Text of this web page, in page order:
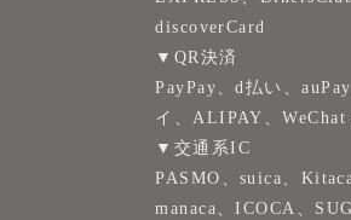
discoverCard
▼QR決済
PayPay、d払い、
イ、ALIPAY、WeChat
▼交通系IC
PASMO、suica、
manaca、ICOCA、